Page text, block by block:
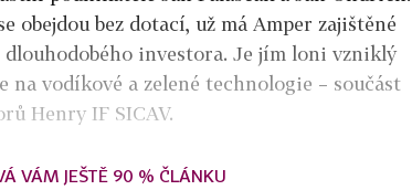
obejdou bez dotací, už má Amper zajištěné
investora. Je jím loni vzniklý
na vodíkové a zelené technologie – součást
Henry IF SICAV.
VÁM JEŠTĚ 90 % ČLÁNKU